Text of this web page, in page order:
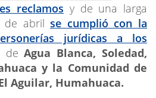
reclamos y de una larga
de abrilse cumplió con la
jurídicas a los
de Agua Blanca, Soledad,
y la Comunidad de
Aguilar, Humahuaca.